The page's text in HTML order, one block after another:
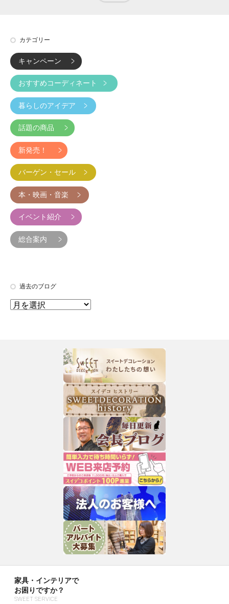
カテゴリー
キャンペーン
おすすめコーディネート
暮らしのアイデア
話題の商品
新発売！
バーゲン・セール
本・映画・音楽
イベント紹介
総合案内
過去のブログ
家具・インテリアで
お困りですか？
SWEET SERVICE